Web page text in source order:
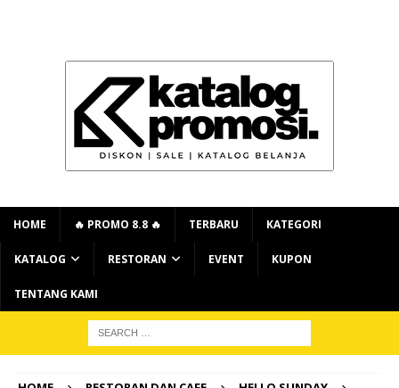
HOME 🔥 PROMO 8.8 🔥 TERBARU KATEGORI
KATALOG RESTORAN EVENT KUPON
TENTANG KAMI